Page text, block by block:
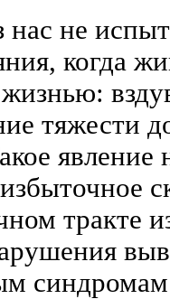
нас не
когда
тяжести
явление
тракте